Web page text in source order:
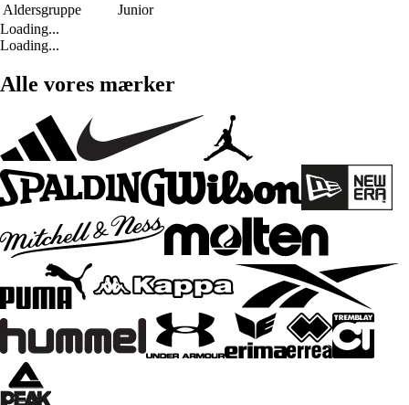
Aldersgruppe
Junior
Loading...
Loading...
Alle vores mærker